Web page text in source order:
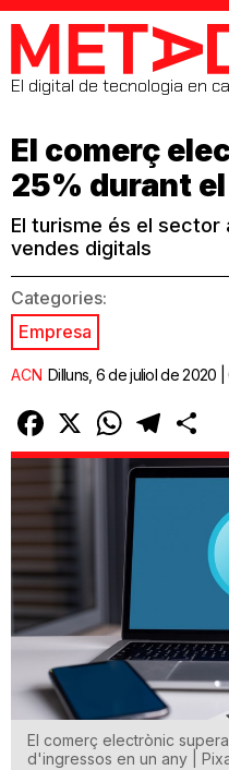
MetaData
El digital de tecnologia en
El comerç
25% durant
El turisme és el sector
vendes digitals
Categories:
Empresa
ACN Dilluns, 6 de juliol de 2020
Facebook
X WhatsAppTelegram
El comerç electrònic
d'ingressos en un any |